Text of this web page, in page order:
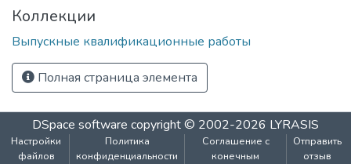
Коллекции
Выпускные квалификационные работы
Полная страница элемента
DSpace software copyright © 2002-2026 LYRASIS
Настройки
файлов
Политика
конфиденциальности
Соглашение с
конечным
Отправить
отзыв